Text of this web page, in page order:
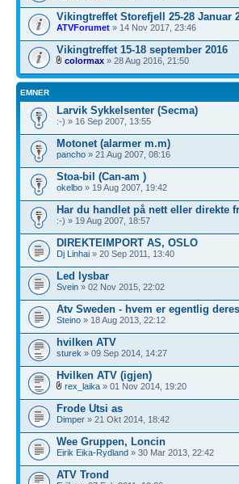
Vikingtreffet Storefjell 25-28 Januar
ATVForumet » 14 Nov 2017, 23:46
Vikingtreffet 15-18 september 2016
colormax » 28 Aug 2016, 21:50
EMNER
Larvik Sykkelsenter (Secma)
:-) » 16 Sep 2007, 13:55
Motonet (alarmer m.m)
pancho » 21 Aug 2007, 08:16
Stoa-bil (Can-am )
okelbo » 19 Aug 2007, 19:42
Har du handlet på nett eller direkte
:-) » 19 Aug 2007, 18:57
DIREKTEIMPORT AS, OSLO
Dj Linhai » 20 Sep 2011, 13:40
Led lysbar
Svein » 02 Nov 2015, 22:02
Atv Sweden - hvem er egentlig
Steino » 18 Aug 2013, 22:12
hvilken ATV
sturek » 09 Sep 2014, 14:27
Hvilken ATV (igjen)
rex_laika » 01 Nov 2014, 19:20
Frode Utsi as
Dimper » 21 Okt 2014, 18:42
Wee Gruppen, Loncin
Eirik Eika-Rydland » 30 Mar 2013, 22:42
ATV Trond